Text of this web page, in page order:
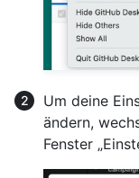
Um deine
ändern,
Fenster